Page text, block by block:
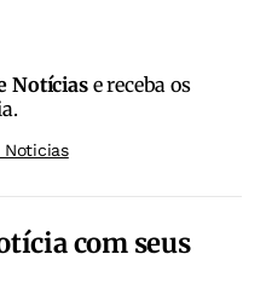
Notíciase receba os
Noticias
com seus